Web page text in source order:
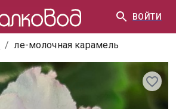
ВОЙТИ
/ ле-молочная карамель